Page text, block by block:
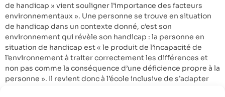
de handicap » vient souligner l’importance des facteurs
environnementaux ». Une personne se trouve en situation
de handicap dans un contexte donné, c’est son
environnement qui révèle son handicap : la personne en
situation de handicap est « le produit de l’incapacité de
l’environnement à traiter correctement les différences et
non pas comme la conséquence d’une déficience propre à la
personne ». Il revient donc à l’école inclusive de s’adapter